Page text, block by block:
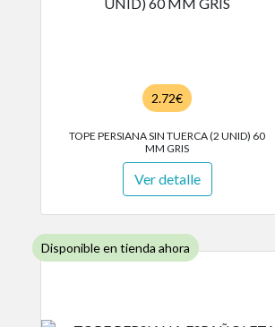
2.72€
TOPE PERSIANA SIN TUERCA (2 UNID) 60
MM GRIS
Ver detalle
Disponible en tienda ahora